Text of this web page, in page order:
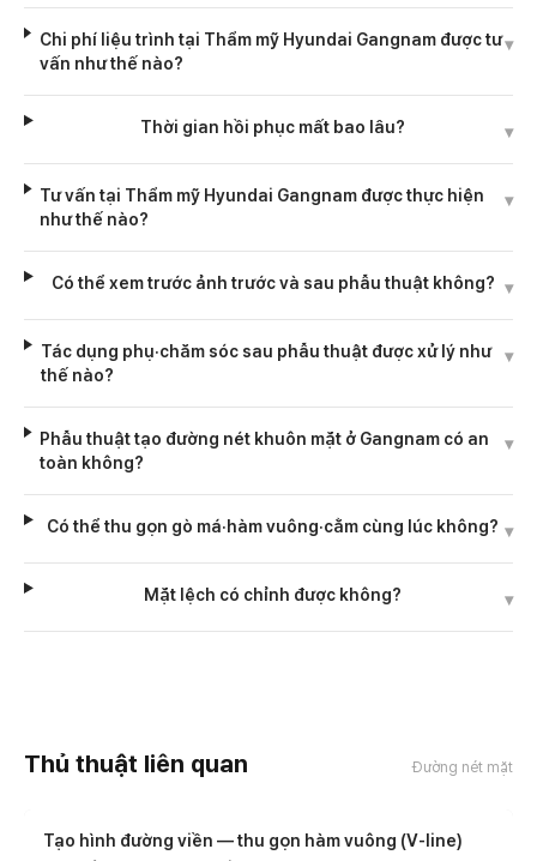
Chi phí liệu trình tại Thẩm mỹ Hyundai Gangnam được tư
vấn như thế nào?
▾
Thời gian hồi phục mất bao lâu? ▾
Tư vấn tại Thẩm mỹ Hyundai Gangnam được thực hiện
như thế nào?
▾
Có thể xem trước ảnh trước và sau phẫu thuật không? ▾
Tác dụng phụ·chăm sóc sau phẫu thuật được xử lý như
thế nào?
▾
Phẫu thuật tạo đường nét khuôn mặt ở Gangnam có an
toàn không?
▾
Có thể thu gọn gò má·hàm vuông·cằm cùng lúc không? ▾
Mặt lệch có chỉnh được không? ▾
Thủ thuật liên quan Đường nét mặt
Tạo hình đường viền — thu gọn hàm vuông (V-line)